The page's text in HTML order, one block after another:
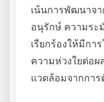
เน้นการพัฒนาจา
อนุรักษ์ ความระ
เรียกร้องให้มีกา
ความห่วงใยต่อ
แวดล้อมจากการ